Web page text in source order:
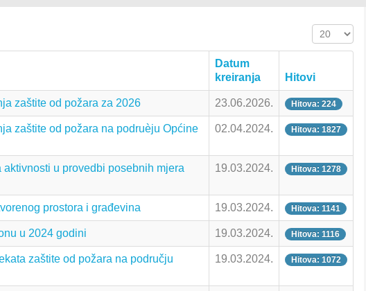
Prikaz #
Datum
kreiranja
Hitovi
zaštite od požara za 2026 23.06.2026. Hitova: 224
zaštite od požara na podruèju Općine
02.04.2024. Hitova: 1827
u provedbi posebnih mjera
19.03.2024. Hitova: 1278
prostora i građevina 19.03.2024. Hitova: 1141
u 2024 godini 19.03.2024. Hitova: 1116
zaštite od požara na području
19.03.2024. Hitova: 1072